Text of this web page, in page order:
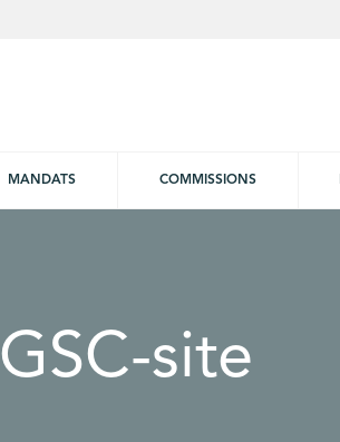
MANDATS COMMISSIONS
GSC-site